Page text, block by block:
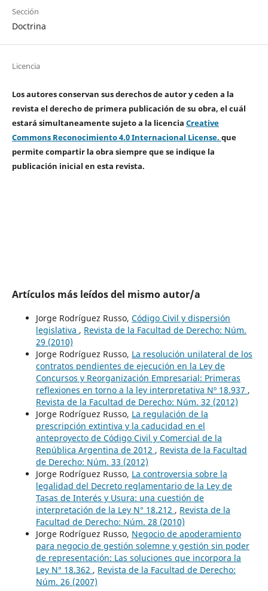
Sección
Doctrina
Licencia
Los autores conservan sus derechos de autor y ceden a la
revista el derecho de primera publicación de su obra, el cuál
estará simultaneamente sujeto a la licencia Creative
Commons Reconocimiento 4.0 Internacional License. que
permite compartir la obra siempre que se indique la
publicación inicial en esta revista.
Artículos más leídos del mismo autor/a
Jorge Rodríguez Russo, Código Civil y dispersión
legislativa , Revista de la Facultad de Derecho: Núm.
29 (2010)
Jorge Rodríguez Russo, La resolución unilateral de los
contratos pendientes de ejecución en la Ley de
Concursos y Reorganización Empresarial: Primeras
reflexiones en torno a la ley interpretativa Nº 18.937 ,
Revista de la Facultad de Derecho: Núm. 32 (2012)
Jorge Rodríguez Russo, La regulación de la
prescripción extintiva y la caducidad en el
anteproyecto de Código Civil y Comercial de la
República Argentina de 2012 , Revista de la Facultad
de Derecho: Núm. 33 (2012)
Jorge Rodríguez Russo, La controversia sobre la
legalidad del Decreto reglamentario de la Ley de
Tasas de Interés y Usura: una cuestión de
interpretación de la Ley N° 18.212 , Revista de la
Facultad de Derecho: Núm. 28 (2010)
Jorge Rodríguez Russo, Negocio de apoderamiento
para negocio de gestión solemne y gestión sin poder
de representación: Las soluciones que incorpora la
Ley N° 18.362 , Revista de la Facultad de Derecho:
Núm. 26 (2007)